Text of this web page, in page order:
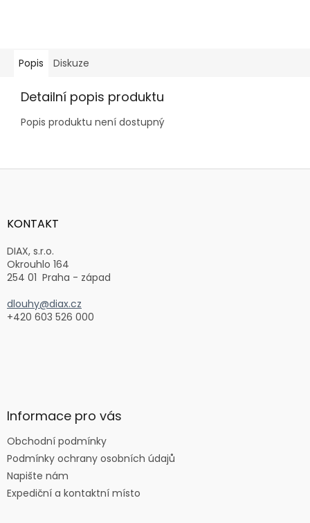
Popis Diskuze
Detailní popis produktu
Popis produktu není dostupný
Z
aKONTAKT
DIAX, s.r.o.
Okrouhlo 164
254 01 Praha - západ
dlouhy@diax.cz
+420 603 526 000
Informace pro vás
Obchodní podmínky
Podmínky ochrany osobních údajů
Napište nám
Expediční a kontaktní místo